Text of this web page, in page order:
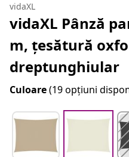
vidaXL
vidaXL Pânză
m, țesătură
dreptunghiular
Culoare(19 opțiuni